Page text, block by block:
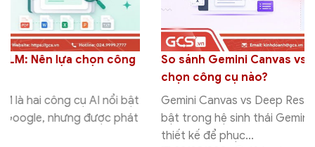
So sánh Gemini Canvas vs Deep Research: Nên
Gemini Canvas vs Deep Research là hai tính năng AI nổi
bật trong hệ sinh thái Gemini của Google, nhưng được